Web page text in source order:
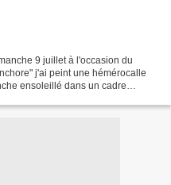
9 juillet à l'occasion du
j'ai peint une hémérocalle
ensoleillé dans un cadre